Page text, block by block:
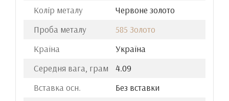
Колір металу
Червоне золото
Проба металу
585 Золото
Країна
Україна
Середня вага, грам
4.09
Вставка осн.
Без вставки